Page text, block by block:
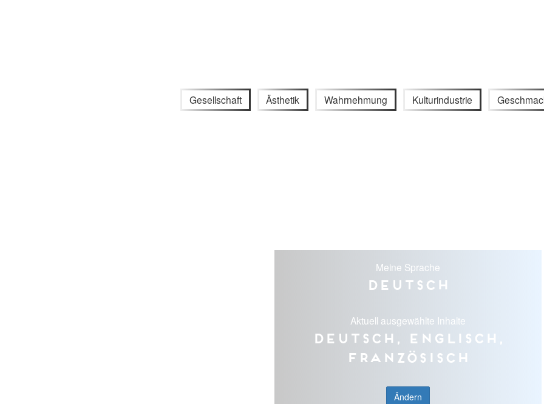
Gesellschaft Ästhetik Wahrnehmung Kulturindustrie
Meine Sprache
Deutsch
Aktuell ausgewählte Inhalte
Deutsch, Englisch,
Französisch
Ändern